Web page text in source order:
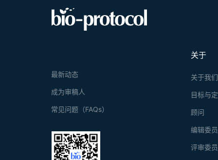
关于
关于我们
目标与
顾问
编辑委
评审委
最新动态
成为审稿人
常见问题（FAQs）